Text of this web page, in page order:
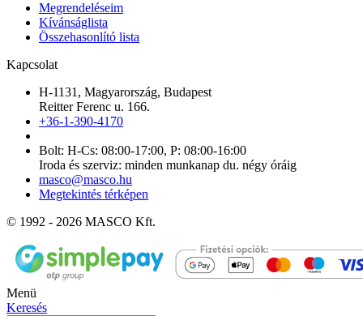
Megrendeléseim
Kívánságlista
Összehasonlító lista
Kapcsolat
H-1131, Magyarország, Budapest
Reitter Ferenc u. 166.
+36-1-390-4170
Bolt: H-Cs: 08:00-17:00, P: 08:00-16:00
Iroda és szerviz: minden munkanap du. négy óráig
masco@masco.hu
Megtekintés térképen
© 1992 - 2026 MASCO Kft.
Menü
Keresés